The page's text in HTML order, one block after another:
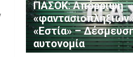
ΠΑΣΟΚ: Απόρριψη
«Εστία» –
αυτονομία